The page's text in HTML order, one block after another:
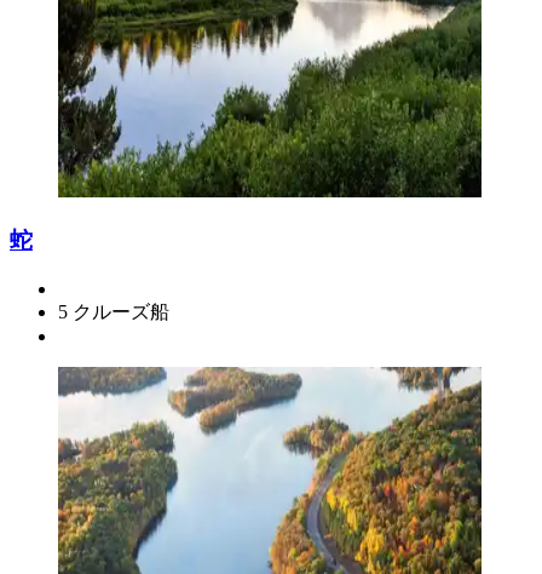
蛇
5 クルーズ船